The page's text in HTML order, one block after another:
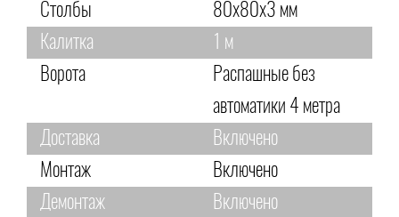
Столбы
80х80х3 мм
Калитка
1 м
Ворота
Распашные без
автоматики 4 метра
Доставка
Включено
Монтаж
Включено
Демонтаж
Включено